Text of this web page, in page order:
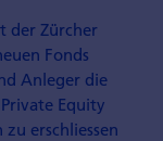
der Zürcher
Fonds
Anleger die
Equity
erschliessen